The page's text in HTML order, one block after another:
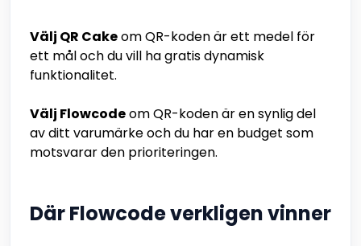
Välj QR Cakeom QR-koden är ett medel för
ett mål och du vill ha gratis dynamisk
funktionalitet.
Välj Flowcodeom QR-koden är en synlig del
av ditt varumärke och du har en budget som
motsvarar den prioriteringen.
Där Flowcode verkligen vinner